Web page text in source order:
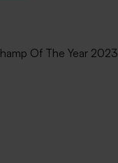
Of The Year 2023